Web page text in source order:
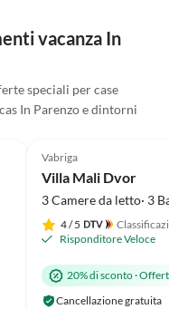
aber es hätten hier noch
konnten ein wenig
Meer spaziert. Der Weg
wirklich nennenswert, ist
problemlos mit dem
Strandspielzeug usw. zu
schaffen. Wären wir auf
Ziele angefahren, hätten
unseren Urlaub hier
vacanza In
speciali per case
In Parenzo e dintorni
Vabriga
Villa Mali Dvor
3 Camere da letto· 3
4/ 5
Risponditore Veloce
20% di sconto·
Cancellazione gratuita